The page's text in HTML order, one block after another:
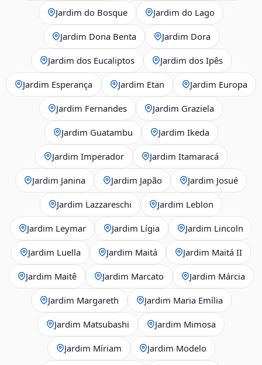
Jardim do Bosque Jardim do Lago
Jardim Dona Benta Jardim Dora
Jardim dos Eucaliptos Jardim dos Ipês
Jardim Esperança Jardim Etan Jardim Europa
Jardim Fernandes Jardim Graziela
Jardim Guatambu Jardim Ikeda
Jardim Imperador Jardim Itamaracá
Jardim Janina Jardim Japão Jardim Josué
Jardim Lazzareschi Jardim Leblon
Jardim Leymar Jardim Lígia Jardim Lincoln
Jardim Luella Jardim Maitá Jardim Maitá II
Jardim Maitê Jardim Marcato Jardim Márcia
Jardim Margareth Jardim Maria Emília
Jardim Matsubashi Jardim Mimosa
Jardim Míriam Jardim Modelo